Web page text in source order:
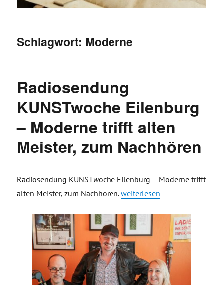
Schlagwort: Moderne
Radiosendung
KUNSTwoche Eilenburg
– Moderne trifft alten
Meister, zum Nachhören
Radiosendung KUNSTwoche Eilenburg – Moderne trifft
alten Meister, zum Nachhören.„Radiosendung
weiterlesen